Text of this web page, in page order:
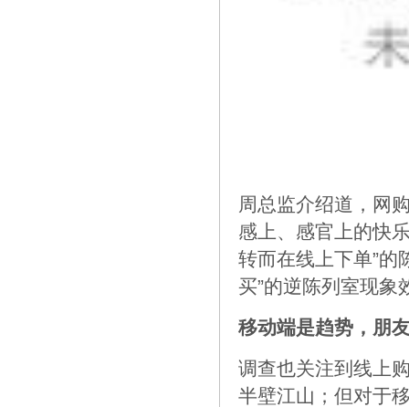
周总监介绍道，网
感上、感官上的快
转而在线上下单”的
买”的逆陈列室现象
移动端是趋势，朋
调查也关注到线上
半壁江山；但对于